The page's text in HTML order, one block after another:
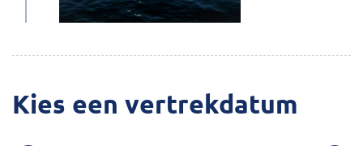
Kies een vertrekdatum